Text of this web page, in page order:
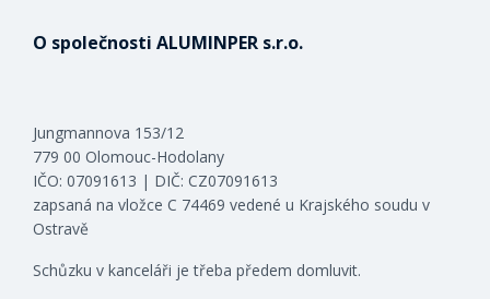
O společnosti ALUMINPER s.r.o.
Jungmannova 153/12
779 00 Olomouc-Hodolany
IČO: 07091613 | DIČ: CZ07091613
zapsaná na vložce C 74469 vedené u Krajského soudu v
Ostravě
Schůzku v kanceláři je třeba předem domluvit.